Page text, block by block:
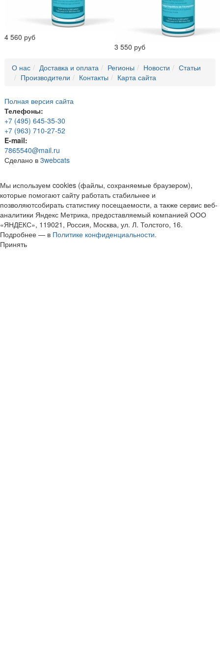
4 560 руб
3 550 руб
О нас Доставка и оплата Регионы Новости
Статьи
Производители
Контакты Карта сайта
Полная версия сайта
Телефоны:
+7 (495) 645-35-30
+7 (963) 710-27-52
E-mail:
7865540@mail.ru
Сделано в 3webcats
Мы используем cookies (файлы, сохраняемые браузером),
которые помогают сайту работать стабильнее и
позволяютсобирать статистику посещаемости, а также сервис веб-
аналитики Яндекс Метрика, предоставляемый компанией ООО
«ЯНДЕКС», 119021, Россия, Москва, ул. Л. Толстого, 16.
Подробнее — в Политике конфиденциальности.
Принять